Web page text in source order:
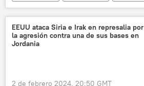
Reino Unido
Rusia
🛡️ Zonas de conflicto
EEUU ataca Siria e Irak en represalia por
la agresión contra una de sus bases en
Jordania
2 de febrero 2024, 20:50 GMT